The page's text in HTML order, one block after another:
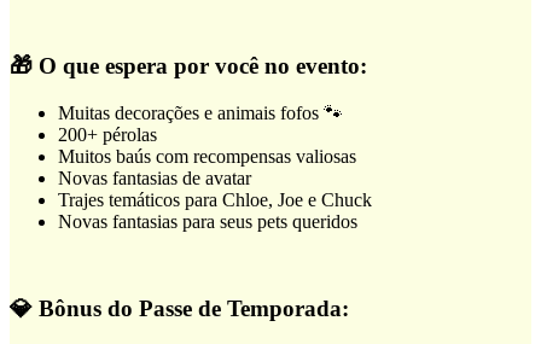
🎁 O que espera por você no evento:
Muitas decorações e animais fofos 🐾
200+ pérolas
Muitos baús com recompensas valiosas
Novas fantasias de avatar
Trajes temáticos para Chloe, Joe e Chuck
Novas fantasias para seus pets queridos
💎 Bônus do Passe de Temporada: